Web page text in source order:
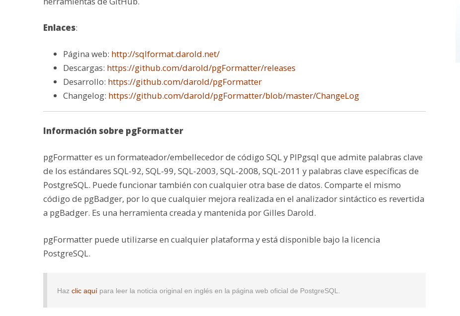
Enlaces:
Página web: http://sqlformat.darold.net/
Descargas: https://github.com/darold/pgFormatter/releases
Desarrollo: https://github.com/darold/pgFormatter
Changelog: https://github.com/darold/pgFormatter/blob/master/ChangeLog
Información sobre pgFormatter
pgFormatter es un formateador/embellecedor de código SQL y PlPgsql que admite palabras clave
de los estándares SQL-92, SQL-99, SQL-2003, SQL-2008, SQL-2011 y palabras clave específicas de
PostgreSQL. Puede funcionar también con cualquier otra base de datos. Comparte el mismo
código de pgBadger, por lo que cualquier mejora realizada en el analizador sintáctico es revertida
a pgBadger. Es una herramienta creada y mantenida por Gilles Darold.
pgFormatter puede utilizarse en cualquier plataforma y está disponible bajo la licencia
PostgreSQL.
Haz clic aquí para leer la noticia original en inglés en la página web oficial de PostgreSQL.